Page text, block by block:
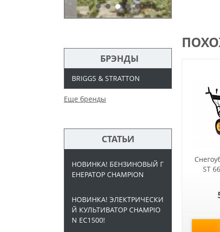
БРЭНДЫ
BRIGGS & STRATTON
Еще бренды
СТАТЬИ
НОВИНКА! БЕНЗИНОВЫЙ Г
ЕНЕРАТОР CHAMPION
НОВИНКА! ЭЛЕКТРИЧЕСКИ
Й КУЛЬТИВАТОР CHAMPIO
N EC1500!
ST